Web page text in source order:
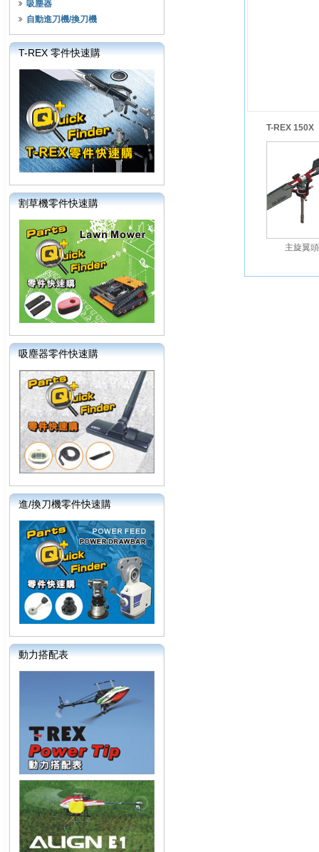
吸塵器
自動進刀機/換刀機
T-REX 零件快速購
割草機零件快速購
吸塵器零件快速購
進/換刀機零件快速購
動力搭配表
T-REX 150X
主旋翼